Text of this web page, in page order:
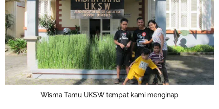
Wisma Tamu UKSW tempat kami menginap